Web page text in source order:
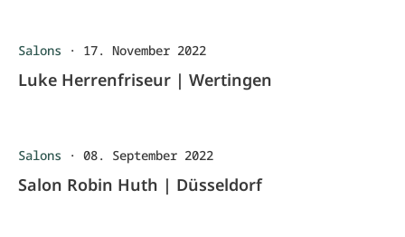
Salons · 17. November 2022
Luke Herrenfriseur | Wertingen
Salons · 08. September 2022
Salon Robin Huth | Düsseldorf